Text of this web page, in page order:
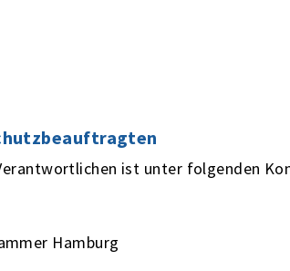
ist unter folgenden
Hamburg